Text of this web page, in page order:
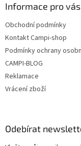
Informace pro vás
Obchodní podmínky
Kontakt Campi-shop
Podmínky ochrany
CAMPI-BLOG
Reklamace
Vrácení zboží
Odebírat